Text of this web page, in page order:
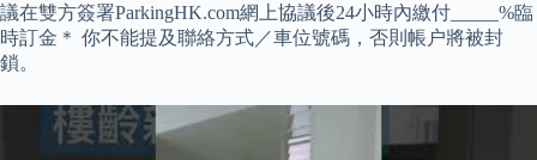
議在雙方簽署ParkingHK.com網上協議後24小時內繳付_____%臨
時訂金＊ 你不能提及聯絡方式／‎車位號碼，否則帳户將被封
鎖。